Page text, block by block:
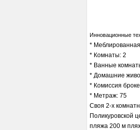
Инновационные
*
* Комнаты: 2
* Ванные
* Домашние
* Комиссия
* Метраж: 75
Своя 2-х
Поликуровской
пляжа 200 м